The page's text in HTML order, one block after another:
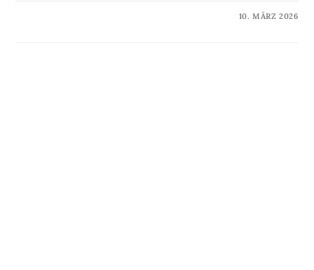
10. MÄRZ 2026